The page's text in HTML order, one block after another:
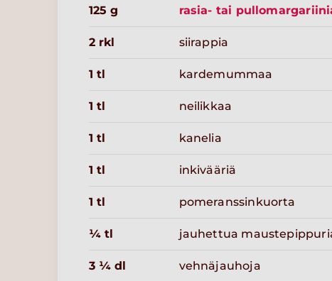
125 g rasia- tai
2 rkl siirappia
1 tl kardemummaa
1 tl neilikkaa
1 tl kanelia
1 tl inkivääriä
1 tl pomeranssinkuorta
¼ tl jauhettua
3 ¼ dl vehnäjauhoja